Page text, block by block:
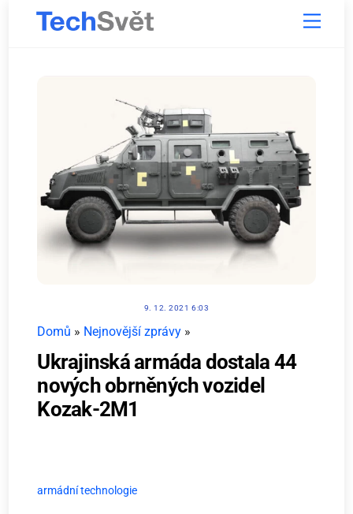
Menu
9. 12. 2021 6:03
Domů » Nejnovější zprávy »
Ukrajinská armáda dostala 44
nových obrněných vozidel
Kozak-2M1
armádní technologie